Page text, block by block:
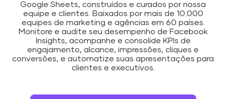
Google Sheets, construídos e curados por nossa
equipe e clientes. Baixados por mais de 10.000
equipes de marketing e agências em 60 países.
Monitore e audite seu desempenho de Facebook
Insights, acompanhe e consolide KPIs de
engajamento, alcance, impressões, cliques e
conversões, e automatize suas apresentações para
clientes e executivos.